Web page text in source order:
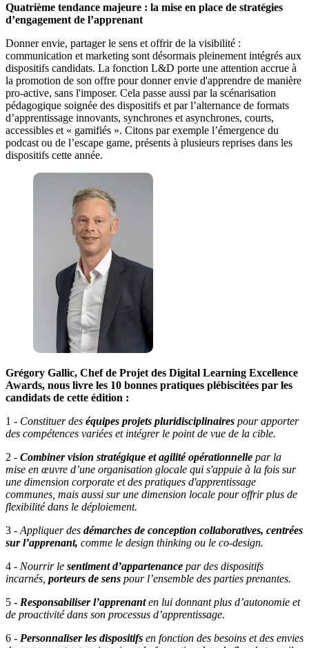
Quatrième tendance majeure : la mise en place de stratégies
d’engagement de l’apprenant
Donner envie, partager le sens et offrir de la visibilité :
communication et marketing sont désormais pleinement intégrés aux
dispositifs candidats. La fonction L&D porte une attention accrue à
la promotion de son offre pour donner envie d'apprendre de manière
pro-active, sans l'imposer. Cela passe aussi par la scénarisation
pédagogique soignée des dispositifs et par l’alternance de formats
d’apprentissage innovants, synchrones et asynchrones, courts,
accessibles et « gamifiés ». Citons par exemple l’émergence du
podcast ou de l’escape game, présents à plusieurs reprises dans les
dispositifs cette année.
Grégory Gallic, Chef de Projet des Digital Learning Excellence
Awards, nous livre les 10 bonnes pratiques plébiscitées par les
candidats de cette édition​ :
1 - Constituer des équipes projets pluridisciplinaires pour apporter
des compétences variées et intégrer le point de vue de la cible.
2 - Combiner vision stratégique et agilité opérationnelle par la
mise en œuvre d’une organisation glocale qui s'appuie à la fois sur
une dimension corporate et des pratiques d'apprentissage
communes, mais aussi sur une dimension locale pour offrir plus de
flexibilité dans le déploiement.
3 - Appliquer des démarches de conception collaboratives, centrées
sur l’apprenant, comme le design thinking ou le co-design.
4 - Nourrir le sentiment d’appartenance par des dispositifs
incarnés, porteurs de sens pour l’ensemble des parties prenantes.
5 - Responsabiliser l’apprenanten lui donnant plus d’autonomie et
de proactivité dans son processus d’apprentissage.
6 - Personnaliser les dispositifs en fonction des besoins et des envies